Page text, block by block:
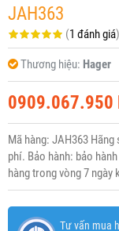
JAH363
(1 đánh giá)
Thương hiệu: Hager
0909.067.950
Mã hàng: JAH363
phí. Bảo hành: bảo
hàng trong vòng 7 ngày
Tư vấn mua